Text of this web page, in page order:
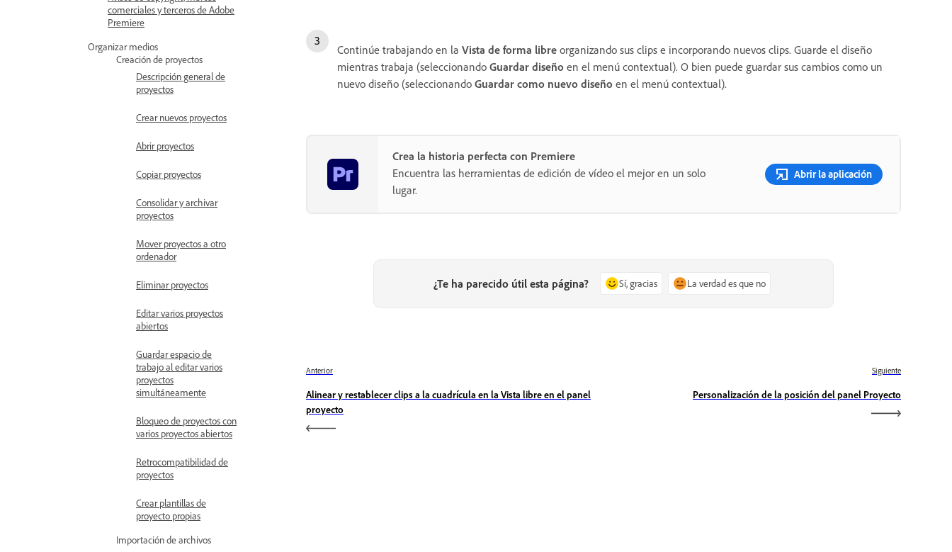
comerciales y terceros de Adobe
Premiere
Organizar medios
Creación de proyectos
Descripción general de
proyectos
Crear nuevos proyectos
Abrir proyectos
Copiar proyectos
Consolidar y archivar
proyectos
Mover proyectos a otro
ordenador
Eliminar proyectos
Editar varios proyectos
abiertos
Guardar espacio de
trabajo al editar varios
proyectos
simultáneamente
Bloqueo de proyectos con
varios proyectos abiertos
Retrocompatibilidad de
proyectos
Crear plantillas de
proyecto propias
Importación de archivos
Continúe trabajando en la Vista de forma libre organizando sus clips e incorporando nuevos clips. Guarde el diseño
mientras trabaja (seleccionando Guardar diseño en el menú contextual). O bien puede guardar sus cambios como un
nuevo diseño (seleccionando Guardar como nuevo diseño en el menú contextual).
Crea la historia perfecta con Premiere
Encuentra las herramientas de edición de vídeo el mejor en un solo
lugar.
Abrir la aplicación
¿Te ha parecido útil esta página? Sí, gracias La verdad es que no
Anterior
Alinear y restablecer clips a la cuadrícula en la Vista libre en el panel
proyecto
Siguiente
Personalización de la posición del panel Proyecto